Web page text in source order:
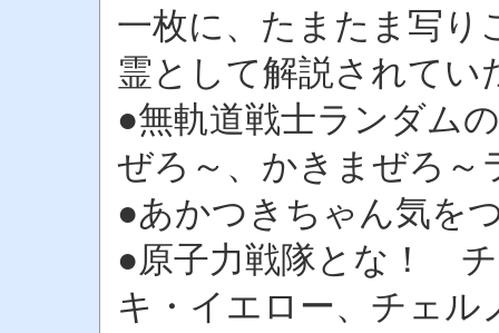
一枚に、たまたま写り
霊として解説されてい
●無軌道戦士ランダム
ぜろ～、かきまぜろ～
●あかつきちゃん気を
●原子力戦隊とな！
キ・イエロー、チェ